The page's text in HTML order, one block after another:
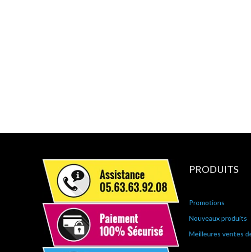
PRODUITS
Promotions
Nouveaux produits
Meilleures ventes